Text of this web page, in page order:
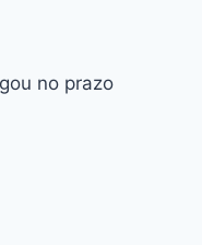
no prazo